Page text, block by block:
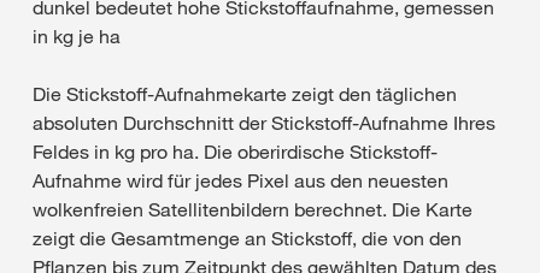
dunkel bedeutet hohe Stickstoffaufnahme, gemessen
in kg je ha
Die Stickstoff-Aufnahmekarte zeigt den täglichen
absoluten Durchschnitt der Stickstoff-Aufnahme Ihres
Feldes in kg pro ha. Die oberirdische Stickstoff-
Aufnahme wird für jedes Pixel aus den neuesten
wolkenfreien Satellitenbildern berechnet. Die Karte
zeigt die Gesamtmenge an Stickstoff, die von den
Pflanzen bis zum Zeitpunkt des gewählten Datum des